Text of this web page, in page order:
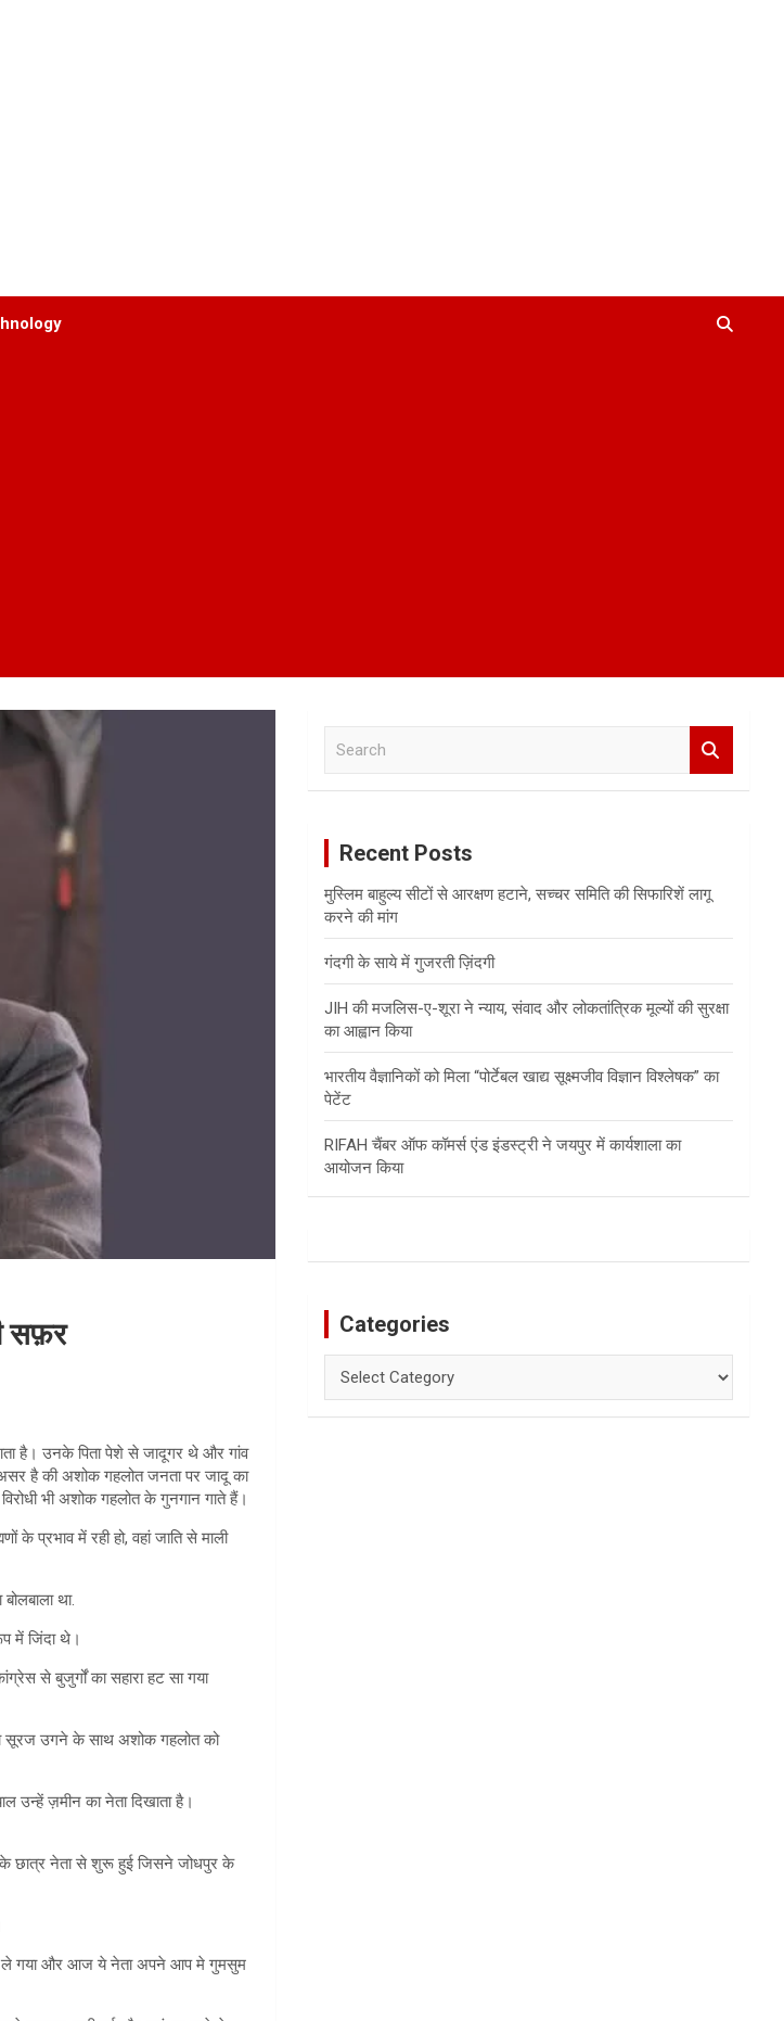
सफ़र
है। उनके पिता पेशे से जादूगर थे और गांव
है की अशोक गहलोत जनता पर जादू का
भी अशोक गहलोत के गुनगान गाते हैं।
प्रभाव में रही हो, वहां जाति से माली
था.
में जिंदा थे।
से बुजुर्गों का सहारा हट सा गया
सूरज उगने के साथ अशोक गहलोत को
उन्हें ज़मीन का नेता दिखाता है।
के छात्र नेता से शुरू हुई जिसने जोधपुर के
पर ले गया और आज ये नेता अपने आप मे गुमसुम
Recent Posts
मुस्लिम बाहुल्य सीटों से आरक्षण हटाने, सच्चर समिति की सिफारिशें लागू
करने की मांग
गंदगी के साये में गुजरती ज़िंदगी
JIH की मजलिस-ए-शूरा ने न्याय, संवाद और लोकतांत्रिक मूल्यों की सुरक्षा
का आह्वान किया
भारतीय वैज्ञानिकों को मिला “पोर्टेबल खाद्य सूक्ष्मजीव विज्ञान विश्लेषक” का
पेटेंट
RIFAH चैंबर ऑफ कॉमर्स एंड इंडस्ट्री ने जयपुर में कार्यशाला का
आयोजन किया
Categories